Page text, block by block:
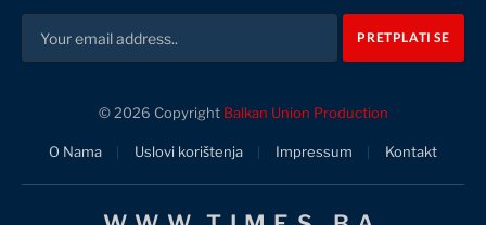
© 2026 Copyright Balkan Union Production
O Nama Uslovi korištenja Impressum Kontakt